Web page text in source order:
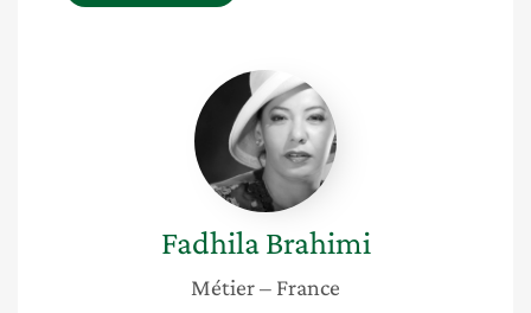
Fadhila
Brahimi
Fadhila Brahimi
Métier– France